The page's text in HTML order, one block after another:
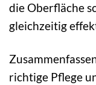
die Oberfläche
gleichzeitig
richtige Pflege